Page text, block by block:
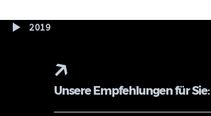
2019
Unsere Empfehlungen für Sie: